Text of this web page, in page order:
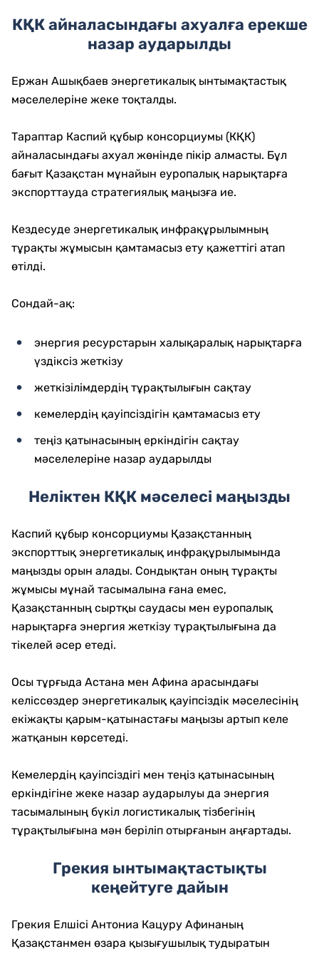
КҚК айналасындағы ахуалға ерекше
назар аударылды
Ержан Ашықбаев энергетикалық ынтымақтастық
мәселелеріне жеке тоқталды.
Тараптар Каспий құбыр консорциумы (КҚК)
айналасындағы ахуал жөнінде пікір алмасты. Бұл
бағыт Қазақстан мұнайын еуропалық нарықтарға
экспорттауда стратегиялық маңызға ие.
Кездесуде энергетикалық инфрақұрылымның
тұрақты жұмысын қамтамасыз ету қажеттігі атап
өтілді.
Сондай-ақ:
энергия ресурстарын халықаралық нарықтарға
үздіксіз жеткізу
жеткізілімдердің тұрақтылығын сақтау
кемелердің қауіпсіздігін қамтамасыз ету
теңіз қатынасының еркіндігін сақтау
мәселелеріне назар аударылды
Неліктен КҚК мәселесі маңызды
Каспий құбыр консорциумы Қазақстанның
экспорттық энергетикалық инфрақұрылымында
маңызды орын алады. Сондықтан оның тұрақты
жұмысы мұнай тасымалына ғана емес,
Қазақстанның сыртқы саудасы мен еуропалық
нарықтарға энергия жеткізу тұрақтылығына да
тікелей әсер етеді.
Осы тұрғыда Астана мен Афина арасындағы
келіссөздер энергетикалық қауіпсіздік мәселесінің
екіжақты қарым-қатынастағы маңызы артып келе
жатқанын көрсетеді.
Кемелердің қауіпсіздігі мен теңіз қатынасының
еркіндігіне жеке назар аударылуы да энергия
тасымалының бүкіл логистикалық тізбегінің
тұрақтылығына мән беріліп отырғанын аңғартады.
Грекия ынтымақтастықты
кеңейтуге дайын
Грекия Елшісі Антониа Кацуру Афинаның
Қазақстанмен өзара қызығушылық тудыратын